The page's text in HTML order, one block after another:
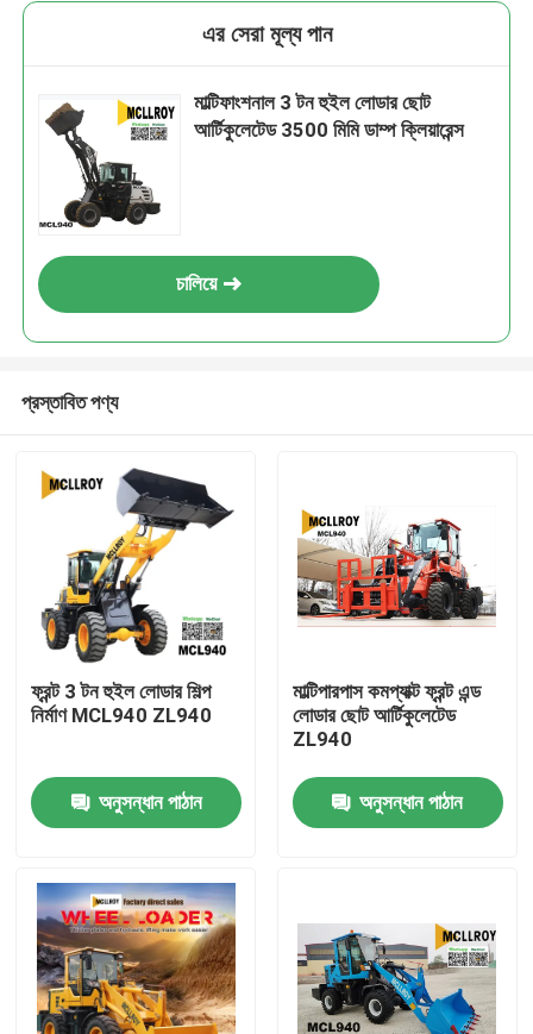
পণ্য
আমাদের সম্পর্কে
এর সেরা মূল্য পান
মাল্টিফাংশনাল 3 টন হুইল লোডার ছোট
আর্টিকুলেটেড 3500 মিমি ডাম্প ক্লিয়ারেন্স
চালিয়ে
প্রস্তাবিত পণ্য
ফ্রন্ট 3 টন হুইল লোডার শিল্প
নির্মাণ MCL940 ZL940
অনুসন্ধান পাঠান
মাল্টিপারপাস কমপ্যাক্ট ফ্রন্ট এন্ড
লোডার ছোট আর্টিকুলেটেড
ZL940
অনুসন্ধান পাঠান